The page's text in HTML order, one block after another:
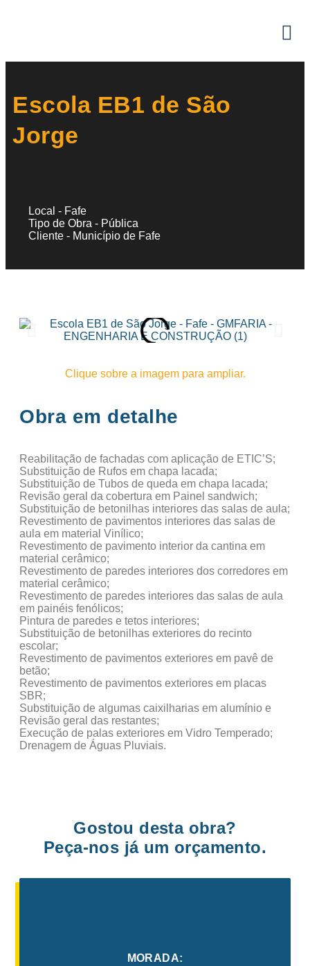
Escola EB1 de São
Jorge
Local - Fafe
Tipo de Obra - Pública
Cliente - Município de Fafe
Clique sobre a imagem para ampliar.
Obra em detalhe
Reabilitação de fachadas com aplicação de ETIC’S;
Substituição de Rufos em chapa lacada;
Substituição de Tubos de queda em chapa lacada;
Revisão geral da cobertura em Painel sandwich;
Substituição de betonilhas interiores das salas de aula;
Revestimento de pavimentos interiores das salas de
aula em material Vinílico;
Revestimento de pavimento interior da cantina em
material cerâmico;
Revestimento de paredes interiores dos corredores em
material cerâmico;
Revestimento de paredes interiores das salas de aula
em painéis fenólicos;
Pintura de paredes e tetos interiores;
Substituição de betonilhas exteriores do recinto
escolar;
Revestimento de pavimentos exteriores em pavê de
betão;
Revestimento de pavimentos exteriores em placas
SBR;
Substituição de algumas caixilharias em alumínio e
Revisão geral das restantes;
Execução de palas exteriores em Vidro Temperado;
Drenagem de Águas Pluviais.
Gostou desta obra?
Peça-nos já um orçamento.
MORADA: